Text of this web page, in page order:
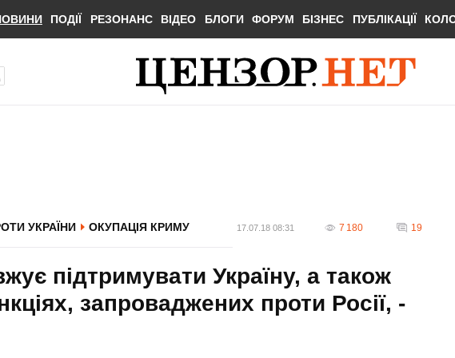
ПОДІЇ РЕЗОНАНС ВІДЕО БЛОГИ ФОРУМ БІЗНЕС ПУБЛІКАЦІЇ
УКРАЇНИ
ОКУПАЦІЯ КРИМУ
17.07.18 08:31 7 180 19
підтримувати Україну, а також
запроваджених проти Росії, -